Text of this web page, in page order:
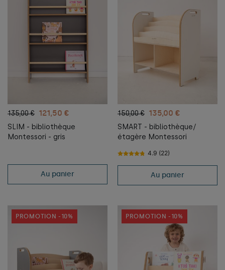
135,00 € 121,50 €
SLIM - bibliothèque
Montessori - gris
Au panier
150,00 € 135,00 €
SMART - bibliothèque/
étagère Montessori
4.9 (22)
Au panier
PROMOTION -10% PROMOTION -10%